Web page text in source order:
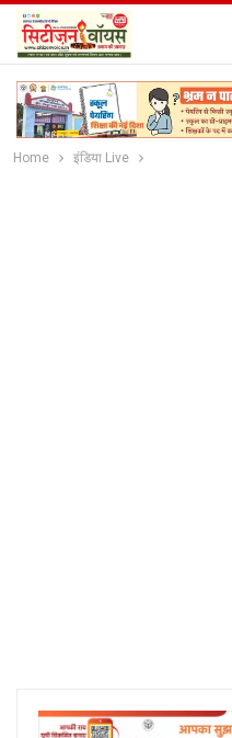
Home इंडिया Live